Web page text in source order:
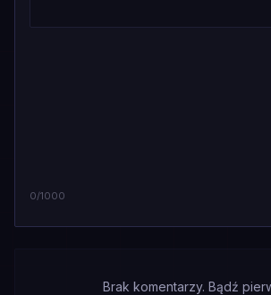
0/1000
Brak komentarzy. Bądź